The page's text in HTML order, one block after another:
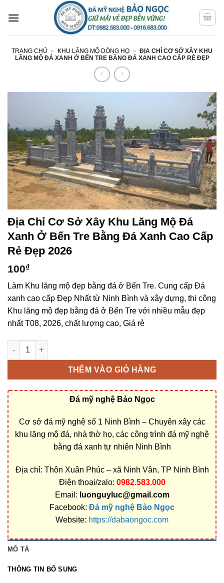
qua
TRANG CHỦ » KHU LĂNG MỘ DÒNG HỌ » ĐỊA CHỈ CƠ SỞ XÂY KHU
LĂNG MỘ ĐÁ XANH Ở BẾN TRE BẰNG ĐÁ XANH CAO CẤP RẺ ĐẸP
Địa Chỉ Cơ Sở Xây Khu Lăng Mộ Đá
Xanh Ở Bến Tre Bằng Đá Xanh Cao Cấp
Rẻ Đẹp 2026
100₫
Làm Khu lăng mộ đẹp bằng đá ở Bến Tre. Cung cấp Đá
xanh cao cấp Đẹp Nhất từ Ninh Bình và xây dựng, thi công
Khu lăng mộ đẹp bằng đá ở Bến Tre với nhiều mẫu đẹp
nhất T08, 2026, chất lượng cao, Giá rẻ
Địa chỉ cơ sở xây Khu lăng mộ đá xanh ở Bến Tre bằng Đá
THÊM VÀO GIỎ HÀNG
Đá mỹ nghệ Bảo Ngọc
Cơ sở đá mỹ nghệ số 1 Ninh Bình – Chuyên xây các
khu lăng mộ đá, nhà thờ họ, các công trình đá mỹ nghệ
bằng đá xanh tự nhiên Ninh Bình
Địa chỉ: Thôn Xuân Phúc – xã Ninh Vân, TP Ninh Bình
Điện thoại/zalo: 0982.583.000
Email: luonguyluc@gmail.com
Facebook: Đá mỹ nghệ Bảo Ngọc
Website: https://dabaongoc.com
MÔ TẢ
THÔNG TIN BỔ SUNG